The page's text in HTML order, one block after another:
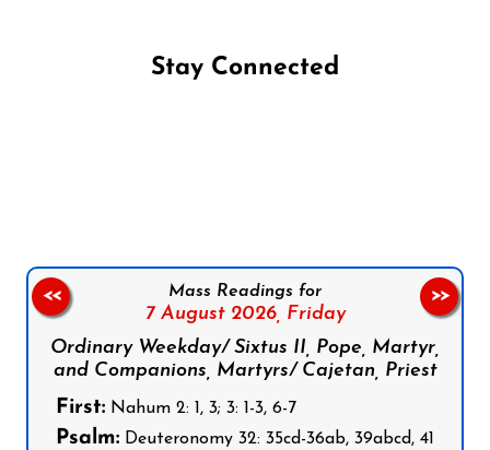
Stay Connected
Mass Readings for
7 August 2026, Friday
Ordinary Weekday/ Sixtus II, Pope, Martyr,
and Companions, Martyrs/ Cajetan, Priest
First: Nahum 2: 1, 3; 3: 1-3, 6-7
Psalm: Deuteronomy 32: 35cd-36ab, 39abcd, 41
<< >>